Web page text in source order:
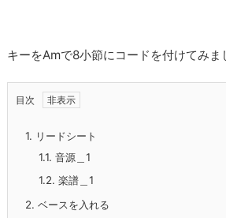
キーをAmで8小節にコードを付けてみま
目次
1. リードシート
1.1. 音源＿1
1.2. 楽譜＿1
2. ベースを入れる